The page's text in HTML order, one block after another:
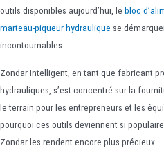
outils disponibles aujourd’hui, le bloc
marteau-piqueur hydraulique se
incontournables.
Zondar Intelligent, en tant que fabricant
hydrauliques, s’est concentré sur la
le terrain pour les entrepreneurs et les
pourquoi ces outils deviennent si
Zondar les rendent encore plus précieux.